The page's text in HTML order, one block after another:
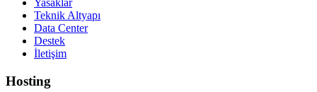
Yasaklar
Teknik Altyapı
Data Center
Destek
İletişim
Hosting